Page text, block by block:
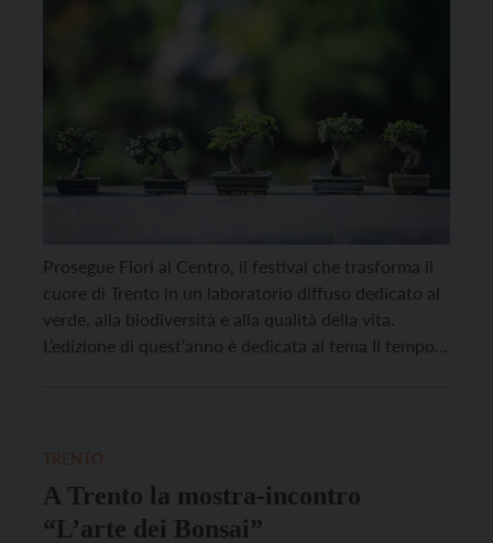
Prosegue Fiori al Centro, il festival che trasforma il
cuore di Trento in un laboratorio diffuso dedicato al
verde, alla biodiversità e alla qualità della vita.
L’edizione di quest’anno è dedicata al tema Il tempo
A Trento la mostra-incontro
“L’arte dei Bonsai”